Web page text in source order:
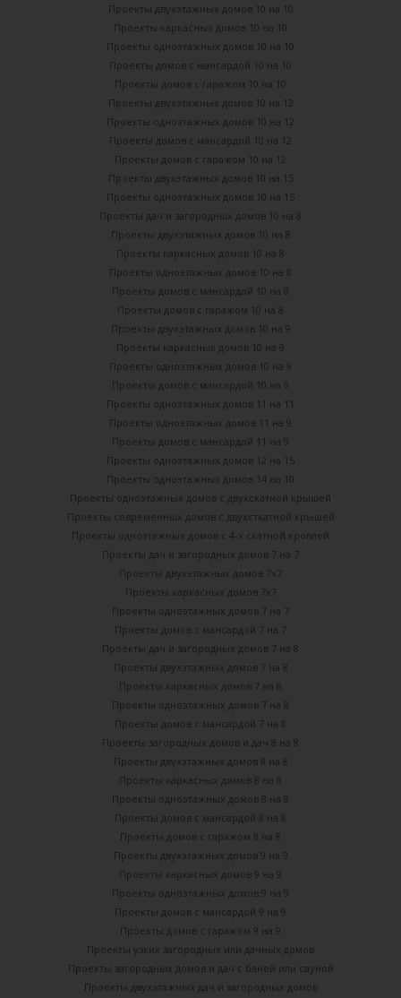
Проекты двухэтажных домов 10 на 10
Проекты каркасных домов 10 на 10
Проекты одноэтажных домов 10 на 10
Проекты домов с мансардой 10 на 10
Проекты домов с гаражом 10 на 10
Проекты двухэтажных домов 10 на 12
Проекты одноэтажных домов 10 на 12
Проекты домов с мансардой 10 на 12
Проекты домов с гаражом 10 на 12
Проекты двухэтажных домов 10 на 15
Проекты одноэтажных домов 10 на 15
Проекты дач и загородных домов 10 на 8
Проекты двухэтажных домов 10 на 8
Проекты каркасных домов 10 на 8
Проекты одноэтажных домов 10 на 8
Проекты домов с мансардой 10 на 8
Проекты домов с гаражом 10 на 8
Проекты двухэтажных домов 10 на 9
Проекты каркасных домов 10 на 9
Проекты одноэтажных домов 10 на 9
Проекты домов с мансардой 10 на 9
Проекты одноэтажных домов 11 на 11
Проекты одноэтажных домов 11 на 9
Проекты домов с мансардой 11 на 9
Проекты одноэтажных домов 12 на 15
Проекты одноэтажных домов 14 на 10
Проекты одноэтажных домов с двухскатной крышей
Проекты современных домов с двухсткатной крышей
Проекты одноэтажных домов с 4-х скатной кровлей
Проекты дач и загородных домов 7 на 7
Проекты двухэтажных домов 7х7
Проекты каркасных домов 7х7
Проекты одноэтажных домов 7 на 7
Проекты домов с мансардой 7 на 7
Проекты дач и загородных домов 7 на 8
Проекты двухэтажных домов 7 на 8
Проекты каркасных домов 7 на 8
Проекты одноэтажных домов 7 на 8
Проекты домов с мансардой 7 на 8
Проекты загородных домов и дач 8 на 8
Проекты двухэтажных домов 8 на 8
Проекты каркасных домов 8 на 8
Проекты одноэтажных домов 8 на 8
Проекты домов с мансардой 8 на 8
Проекты домов с гаражом 8 на 8
Проекты двухэтажных домов 9 на 9
Проекты каркасных домов 9 на 9
Проекты одноэтажных домов 9 на 9
Проекты домов с мансардой 9 на 9
Проекты домов с гаражом 9 на 9
Проекты узких загородных или дачных домов
Проекты загородных домов и дач с баней или сауной
Проекты двухэтажных дач и загородных домов